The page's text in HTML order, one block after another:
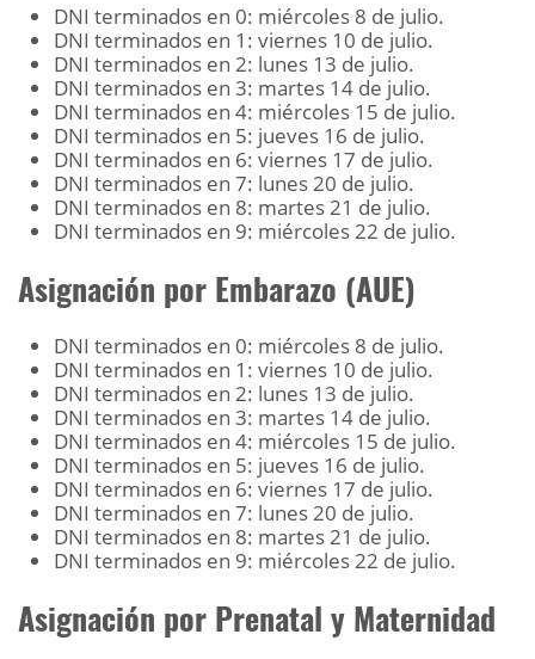
DNI terminados en 0: miércoles 8 de julio.
DNI terminados en 1: viernes 10 de julio.
DNI terminados en 2: lunes 13 de julio.
DNI terminados en 3: martes 14 de julio.
DNI terminados en 4: miércoles 15 de julio.
DNI terminados en 5: jueves 16 de julio.
DNI terminados en 6: viernes 17 de julio.
DNI terminados en 7: lunes 20 de julio.
DNI terminados en 8: martes 21 de julio.
DNI terminados en 9: miércoles 22 de julio.
Asignación por Embarazo (AUE)
DNI terminados en 0: miércoles 8 de julio.
DNI terminados en 1: viernes 10 de julio.
DNI terminados en 2: lunes 13 de julio.
DNI terminados en 3: martes 14 de julio.
DNI terminados en 4: miércoles 15 de julio.
DNI terminados en 5: jueves 16 de julio.
DNI terminados en 6: viernes 17 de julio.
DNI terminados en 7: lunes 20 de julio.
DNI terminados en 8: martes 21 de julio.
DNI terminados en 9: miércoles 22 de julio.
Asignación por Prenatal y Maternidad